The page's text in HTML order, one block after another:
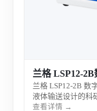
兰格 LSP12-
兰格 LSP12-2B 数
液体输送设计的科
和稳定运行性能，
查看详情 →